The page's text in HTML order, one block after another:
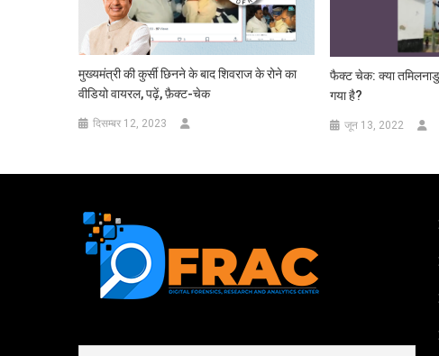
मुख्यमंत्री की कुर्सी छिनने के बाद शिवराज के रोने का
वीडियो वायरल, पढ़ें, फ़ैक्ट-चेक
दिसम्बर 12, 2023
फैक्ट चेक: क्या तमिलनाडु
गया है?
जून 13, 2022